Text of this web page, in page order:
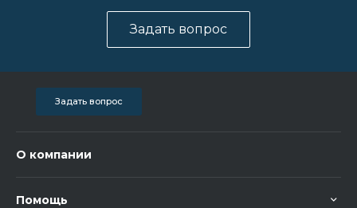
Задать вопрос
Задать вопрос
О компании
Помощь